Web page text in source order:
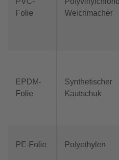
Folie
Weichmacher
EPDM-
Folie
Synthetischer
Kautschuk
PE-Folie Polyethylen